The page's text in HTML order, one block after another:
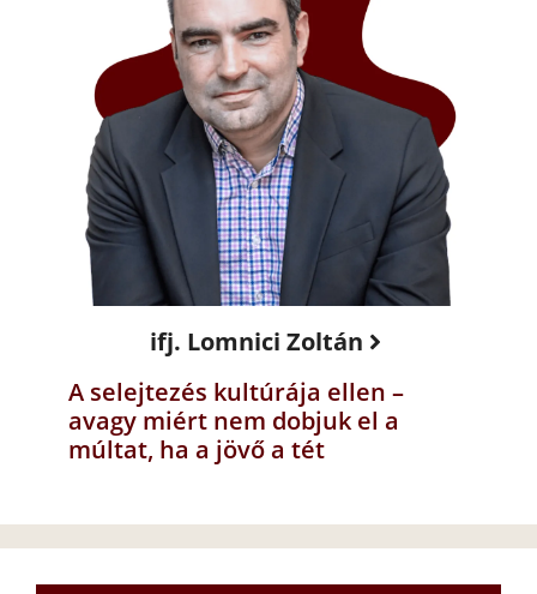
ifj. Lomnici Zoltán
A selejtezés kultúrája ellen –
avagy miért nem dobjuk el a
múltat, ha a jövő a tét